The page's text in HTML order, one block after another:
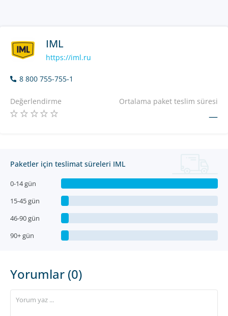
IML
https://iml.ru
8 800 755-755-1
Değerlendirme Ortalama paket teslim süresi
—
Paketler için teslimat süreleri IML
0-14 gün
15-45 gün
46-90 gün
90+ gün
Yorumlar (0)